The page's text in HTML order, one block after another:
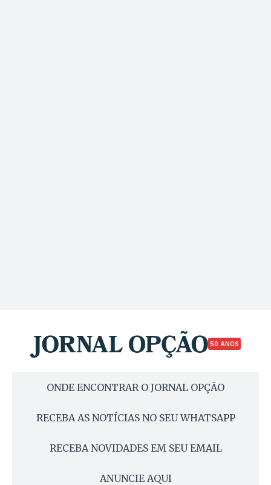
50 ANOS
ONDE ENCONTRAR O JORNAL OPÇÃO
RECEBA AS NOTÍCIAS NO SEU WHATSAPP
RECEBA NOVIDADES EM SEU EMAIL
ANUNCIE AQUI